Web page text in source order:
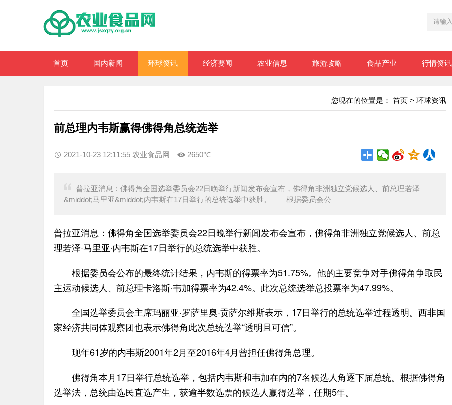
首页 国内新闻 环球资讯 经济要闻 农业信息 旅游攻略 食品产业 行情资讯
您现在的位置是： 首页 > 环球资讯
前总理内韦斯赢得佛得角总统选举
2021-10-23 12:11:55 农业食品网 2650℃
普拉亚消息：佛得角全国选举委员会22日晚举行新闻发布会宣布，佛得角非洲独立党候选人、前总理若泽
&middot;马里亚&middot;内韦斯在17日举行的总统选举中获胜。 根据委员会公
普拉亚消息：佛得角全国选举委员会22日晚举行新闻发布会宣布，佛得角非洲独立党候选人、前总
理若泽·马里亚·内韦斯在17日举行的总统选举中获胜。
根据委员会公布的最终统计结果，内韦斯的得票率为51.75%。他的主要竞争对手佛得角争取民
主运动候选人、前总理卡洛斯·韦加得票率为42.4%。此次总统选举总投票率为47.99%。
全国选举委员会主席玛丽亚·罗萨里奥·贡萨尔维斯表示，17日举行的总统选举过程透明。西非国
家经济共同体观察团也表示佛得角此次总统选举“透明且可信”。
现年61岁的内韦斯2001年2月至2016年4月曾担任佛得角总理。
佛得角本月17日举行总统选举，包括内韦斯和韦加在内的7名候选人角逐下届总统。根据佛得角
选举法，总统由选民直选产生，获逾半数选票的候选人赢得选举，任期5年。